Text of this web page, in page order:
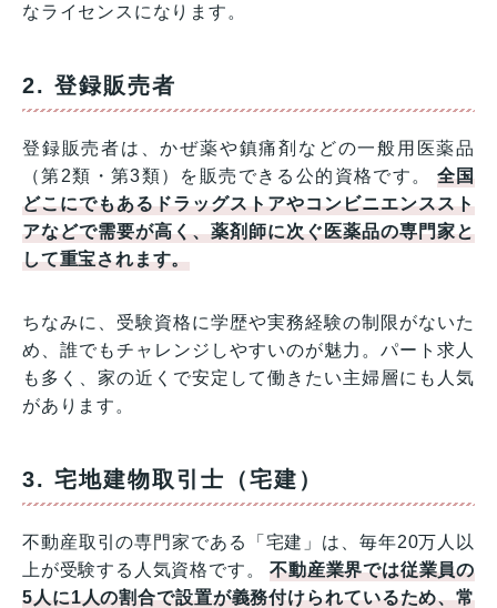
なライセンスになります。
2. 登録販売者
登録販売者は、かぜ薬や鎮痛剤などの一般用医薬品
（第2類・第3類）を販売できる公的資格です。 全国
どこにでもあるドラッグストアやコンビニエンススト
アなどで需要が高く、薬剤師に次ぐ医薬品の専門家と
して重宝されます。
ちなみに、受験資格に学歴や実務経験の制限がないた
め、誰でもチャレンジしやすいのが魅力。パート求人
も多く、家の近くで安定して働きたい主婦層にも人気
があります。
3. 宅地建物取引士（宅建）
不動産取引の専門家である「宅建」は、毎年20万人以
上が受験する人気資格です。不動産業界では従業員の
5人に1人の割合で設置が義務付けられているため、常